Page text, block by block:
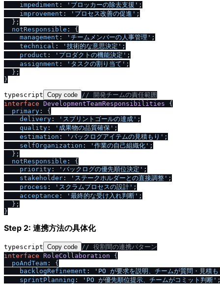
impediment : 'ブロッカーの除去支援' ;
improvement : 'プロセス改善の促進' ;
  };
notResponsible : {
management : 'チームメンバーの人事管理' ;
technical : '技術的な意思決定' ;
product : 'プロダクトの機能決定' ;
assignment : 'タスクの割り当て' ;
  };
typescript Copy code / / 開発チームの責任範囲
interface DevelopmentTeamResponsibilities {
primary : {
delivery : 'スプリントゴールの達成' ;
quality : '成果物の品質確保' ;
estimation : 'バックログアイテムの見積もり' ;
selfOrganization : '作業の自己組織化' ;
  };
notResponsible : {
priority : 'バックログの優先順位決定' ;
stakeholder : 'ステークホルダーとの直接調整' ;
process : 'スクラムプロセスの設計' ;
acceptance : '最終的な受け入れ判断' ;
  };
Step 2: 連携方法の具体化
typescript Copy code / / 役割間の連携パターン
interface
RoleCollaboration {
poAndTeam : {
backlogRefinement :
'PO が要求を説明、チームが質問・見積
sprintPlanning : 'PO が優先順位提示、チームがコミット判断'